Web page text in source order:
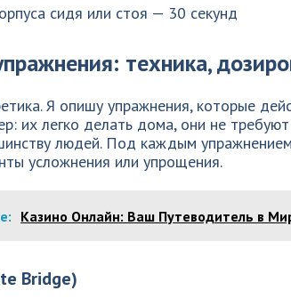
сидя или стоя — 30 секунд
техника,
Я опишу упражнения, которые
их легко делать дома, они не
людей. Под каждым
усложнения или упрощения.
Казино Онлайн: Ваш Путеводитель в
Bridge)